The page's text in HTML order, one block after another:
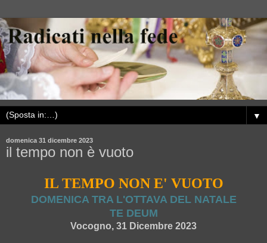
▼
domenica 31 dicembre 2023
il tempo non è vuoto
IL TEMPO NON E' VUOTO
DOMENICA TRA L'OTTAVA DEL NATALE
TE DEUM
Vocogno, 31 Dicembre 2023